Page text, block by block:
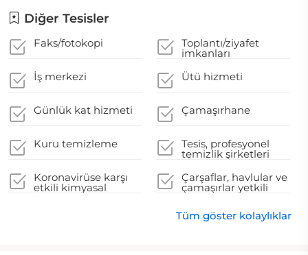
Diğer Tesisler
Faks/fotokopi Toplantı/ziyafet
imkanları
İş merkezi
Ütü hizmeti
Günlük kat hizmeti Çamaşırhane
Kuru temizleme Tesis, profesyonel
temizlik şirketleri
Koronavirüse karşı
etkili kimyasal
Çarşaflar, havlular ve
çamaşırlar yetkili
talimatlarına uygun
şekilde yıkanır
Tüm göster kolaylıklar